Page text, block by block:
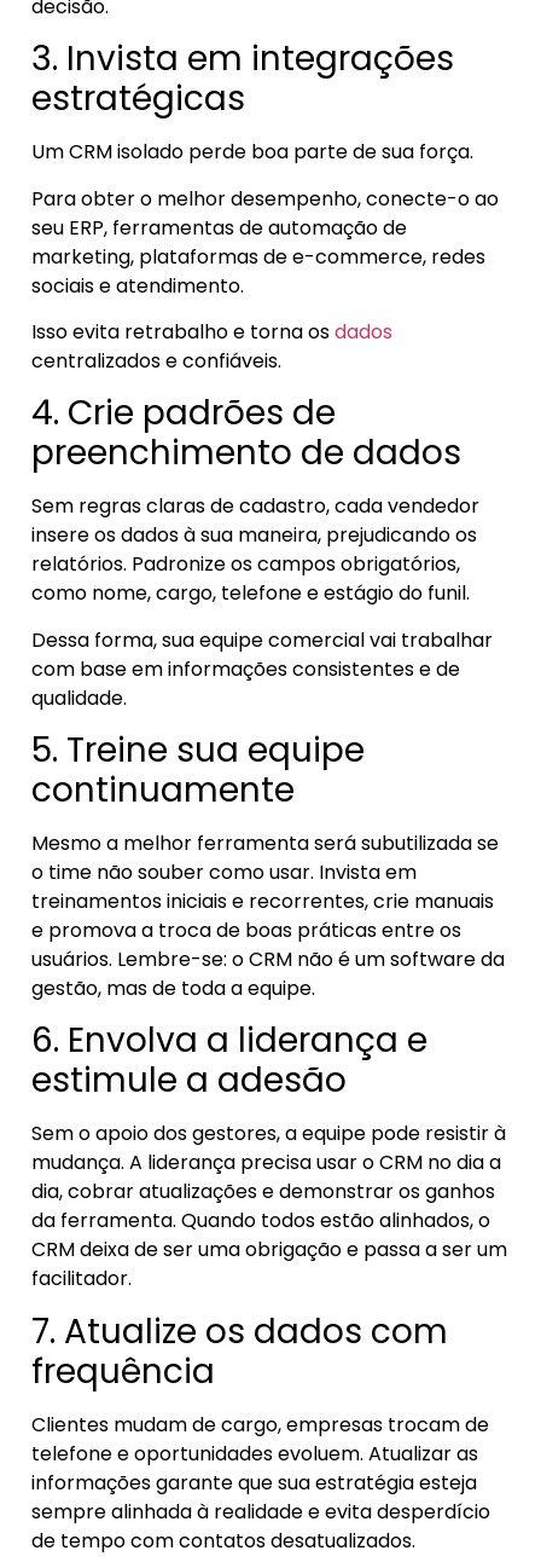
decisão.
3. Invista em integrações
estratégicas
Um CRM isolado perde boa parte de sua força.
Para obter o melhor desempenho, conecte-o ao
seu ERP, ferramentas de automação de
marketing, plataformas de e-commerce, redes
sociais e atendimento.
Isso evita retrabalho e torna osdados
centralizados e confiáveis.
4. Crie padrões de
preenchimento de dados
Sem regras claras de cadastro, cada vendedor
insere os dados à sua maneira, prejudicando os
relatórios. Padronize os campos obrigatórios,
como nome, cargo, telefone e estágio do funil.
Dessa forma, sua equipe comercial vai trabalhar
com base em informações consistentes e de
qualidade.
5. Treine sua equipe
continuamente
Mesmo a melhor ferramenta será subutilizada se
o time não souber como usar. Invista em
treinamentos iniciais e recorrentes, crie manuais
e promova a troca de boas práticas entre os
usuários. Lembre-se: o CRM não é um software da
gestão, mas de toda a equipe.
6. Envolva a liderança e
estimule a adesão
Sem o apoio dos gestores, a equipe pode resistir à
mudança. A liderança precisa usar o CRM no dia a
dia, cobrar atualizações e demonstrar os ganhos
da ferramenta. Quando todos estão alinhados, o
CRM deixa de ser uma obrigação e passa a ser um
facilitador.
7. Atualize os dados com
frequência
Clientes mudam de cargo, empresas trocam de
telefone e oportunidades evoluem. Atualizar as
informações garante que sua estratégia esteja
sempre alinhada à realidade e evita desperdício
de tempo com contatos desatualizados.